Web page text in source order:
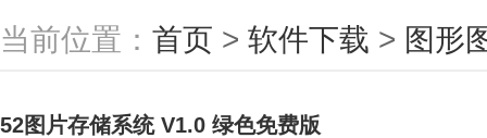
当前位置： 首页 > 软件下载 > 图形
52图片存储系统 V1.0 绿色免费版